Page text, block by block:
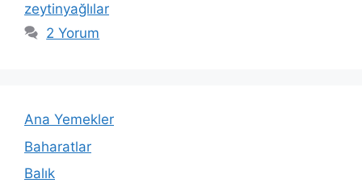
zeytinyağlılar
2 Yorum
Ana Yemekler
Baharatlar
Balık